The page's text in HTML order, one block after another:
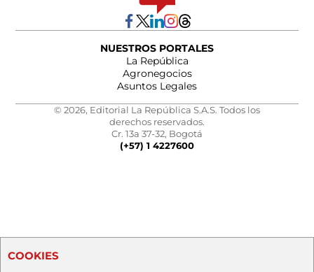
NUESTROS PORTALES
La República
Agronegocios
Asuntos Legales
© 2026, Editorial La República S.A.S. Todos los
derechos reservados.
Cr. 13a 37-32, Bogotá
(+57) 1 4227600
COOKIES